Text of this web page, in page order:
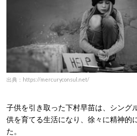
出典：https://mercuryconsul.net/
子供を引き取った下村早苗は、シング
供を育てる生活になり、徐々に精神的
た。